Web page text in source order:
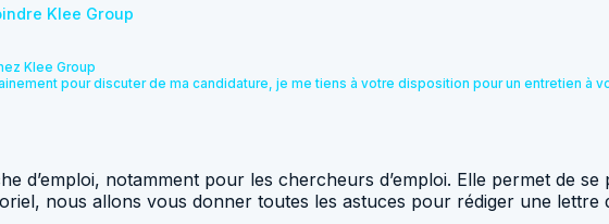
Klee Group
Klee Group
pour discuter de ma candidature, je me tiens à votre disposition pour un entretien à
d’emploi, notamment pour les chercheurs d’emploi. Elle permet de
nous allons vous donner toutes les astuces pour rédiger une lettre